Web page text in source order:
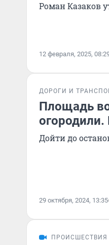
Роман Казаков
12 февраля, 2025,
ДОРОГИ И
Площадь
огородили.
Дойти до
29 октября, 2024, 13:35
ПРОИСШЕСТВИЯ